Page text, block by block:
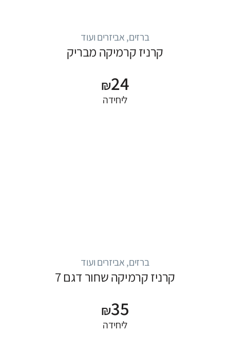
ברזים, אביזרים ועוד
קרניז קרמיקה מבריק
₪24
ליחידה
ברזים, אביזרים ועוד
קרניז קרמיקה שחור דגם 7
₪35
ליחידה